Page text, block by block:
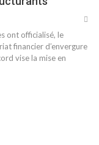
ont officialisé, le
financier d’envergure
vise la mise en